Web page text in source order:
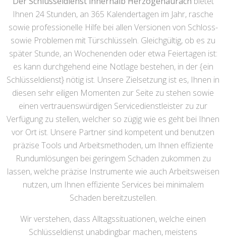
Ihnen 24 Stunden, an 365 Kalendertagen im Jahr, rasche
sowie professionelle Hilfe bei allen Versionen von Schloss-
sowie Problemen mit Türschlüsseln. Gleichgültig, ob es zu
später Stunde, an Wochenenden oder etwa Feiertagen ist:
es kann durchgehend eine Notlage bestehen, in der {ein
Schlüsseldienst} nötig ist. Unsere Zielsetzung ist es, Ihnen in
diesen sehr eiligen Momenten zur Seite zu stehen sowie
einen vertrauenswürdigen Servicedienstleister zu zur
Verfügung zu stellen, welcher so zügig wie es geht bei Ihnen
vor Ort ist. Unsere Partner sind kompetent und benutzen
präzise Tools und Arbeitsmethoden, um Ihnen effiziente
Rundumlösungen bei geringem Schaden zukommen zu
lassen, welche präzise Instrumente wie auch Arbeitsweisen
nutzen, um Ihnen effiziente Services bei minimalem
Schaden bereitzustellen.
Wir verstehen, dass Alltagssituationen, welche einen
Schlüsseldienst unabdingbar machen, meistens